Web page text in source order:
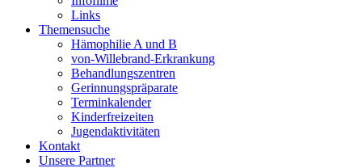
Links
Themensuche
Hämophilie A und B
von-Willebrand-Erkrankung
Behandlungszentren
Gerinnungspräparate
Terminkalender
Kinderfreizeiten
Jugendaktivitäten
Kontakt
Unsere Partner